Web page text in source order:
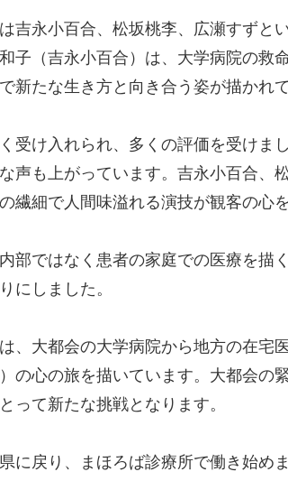
吉永小百合、松坂桃李、広瀬すずと
子（吉永小百合）は、大学病院の救
新たな生き方と向き合う姿が描かれて
受け入れられ、多くの評価を受けま
声も上がっています。吉永小百合、
繊細で人間味溢れる演技が観客の心
部ではなく患者の家庭での医療を描
にしました。
、大都会の大学病院から地方の在宅
の心の旅を描いています。大都会の
って新たな挑戦となります。
に戻り、まほろば診療所で働き始め